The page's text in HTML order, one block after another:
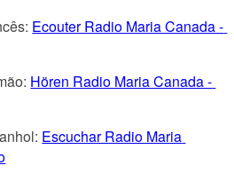
Ecouter Radio Maria Canada -
Hören Radio Maria Canada -
Escuchar Radio Maria